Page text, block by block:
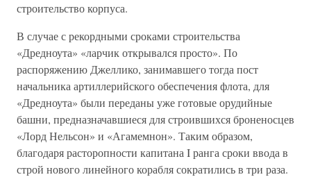
строительство корпуса.
В случае с рекордными сроками строительства
«Дредноута» «ларчик открывался просто». По
распоряжению Джеллико, занимавшего тогда пост
начальника артиллерийского обеспечения флота, для
«Дредноута» были переданы уже готовые орудийные
башни, предназначавшиеся для строившихся броненосцев
«Лорд Нельсон» и «Агамемнон». Таким образом,
благодаря расторопности капитана I ранга сроки ввода в
строй нового линейного корабля сократились в три раза.